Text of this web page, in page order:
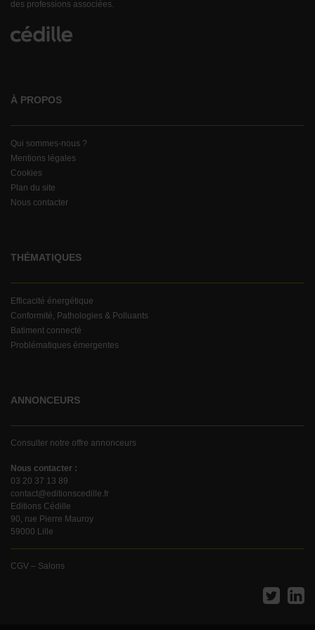
des professions associées.
À PROPOS
Qui sommes-nous ?
Mentions légales
Cookies
Plan du site
Nous contacter
THÉMATIQUES
Efficacité énergétique
Conformité, Pathologies & Polluants
Batiment connecté
Problématiques émergentes
ANNONCEURS
Consulter notre offre annonceurs
Nous contacter :
03 20 37 13 89
contact@editionscedille.fr
Editions Cédille
90, rue Pierre Mauroy
59000 Lille
CGV – Salons